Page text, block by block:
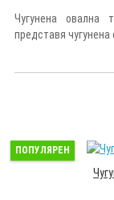
Чугунена овална
представя чугунена
ПОПУЛЯРЕН